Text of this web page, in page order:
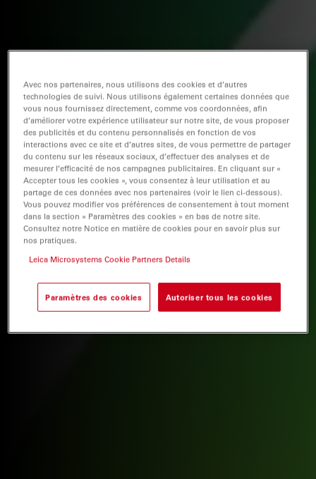
Avec nos partenaires, nous utilisons des cookies et d’autres
technologies de suivi. Nous utilisons également certaines données que
vous nous fournissez directement, comme vos coordonnées, afin
d’améliorer votre expérience utilisateur sur notre site, de vous proposer
des publicités et du contenu personnalisés en fonction de vos
interactions avec ce site et d’autres sites, de vous permettre de partager
du contenu sur les réseaux sociaux, d’effectuer des analyses et de
mesurer l’efficacité de nos campagnes publicitaires. En cliquant sur «
Accepter tous les cookies », vous consentez à leur utilisation et au
partage de ces données avec nos partenaires (voir le lien ci-dessous).
Vous pouvez modifier vos préférences de consentement à tout moment
dans la section « Paramètres des cookies » en bas de notre site.
Consultez notre Notice en matière de cookies pour en savoir plus sur
nos pratiques.
Leica Microsystems Cookie Partners Details
Paramètres des cookies Autoriser tous les cookies